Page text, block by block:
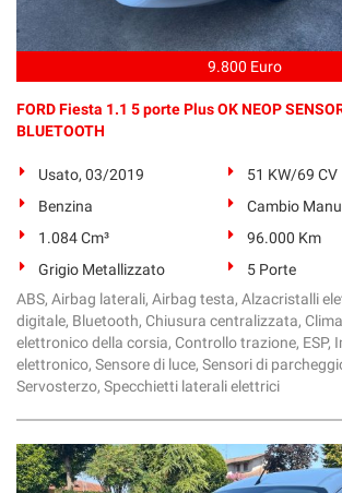
9.800 Euro
FORD Fiesta 1.1 5 porte Plus OK NEOP
BLUETOOTH
Usato, 03/2019
51 KW/69 CV
Benzina
Cambio
1.084 Cm³
96.000 Km
Grigio Metallizzato
5 Porte
ABS, Airbag laterali, Airbag testa, Alzacristalli
digitale, Bluetooth, Chiusura centralizzata,
elettronico della corsia, Controllo trazione, ESP,
elettronico, Sensore di luce, Sensori di
Servosterzo, Specchietti laterali elettrici